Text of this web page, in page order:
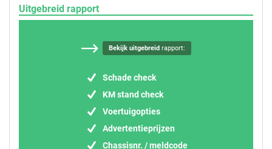
Uitgebreid rapport
Bekijk uitgebreidrapport:
Schade check
KM stand check
Voertuigopties
Advertentieprijzen
Chassisnr. / meldcode